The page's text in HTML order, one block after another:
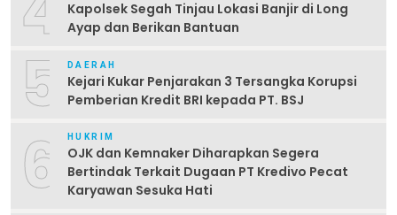
Kapolsek Segah Tinjau Lokasi Banjir di Long
Ayap dan Berikan Bantuan
5 DAERAH
Kejari Kukar Penjarakan 3 Tersangka Korupsi
Pemberian Kredit BRI kepada PT. BSJ
6 HUKRIM
OJK dan Kemnaker Diharapkan Segera
Bertindak Terkait Dugaan PT Kredivo Pecat
Karyawan Sesuka Hati